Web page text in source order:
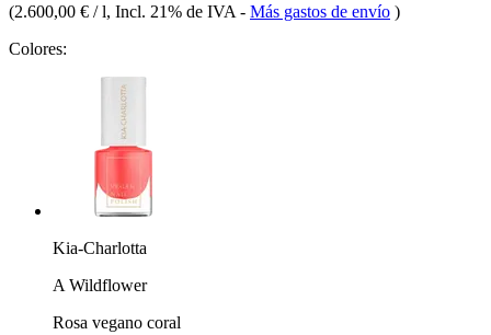
(2.600,00 € / l, Incl. 21% de IVA - Más gastos de envío )
Colores:
Kia-Charlotta
A Wildflower
Rosa vegano coral